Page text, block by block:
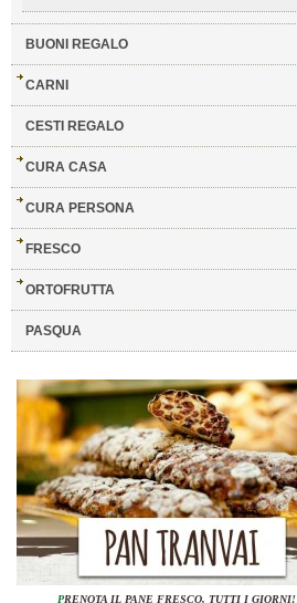
BUONI REGALO
CARNI
CESTI REGALO
CURA CASA
CURA PERSONA
FRESCO
ORTOFRUTTA
PASQUA
PRENOTA IL PANE FRESCO, TUTTI I GIORNI!